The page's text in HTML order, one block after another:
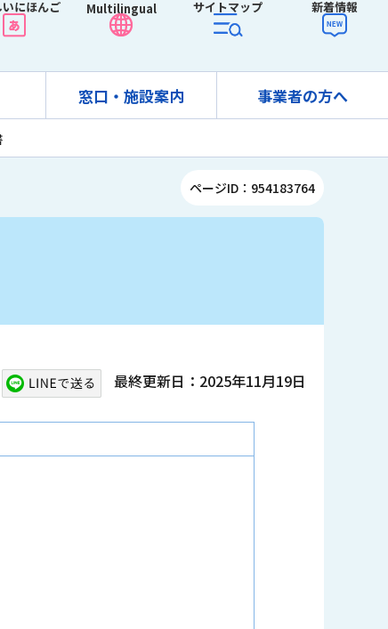
にほんご Multilingual サイトマップ 新着情報
窓口・施設案内 事業者の方へ
ページID：954183764
最終更新日：2025年11月19日